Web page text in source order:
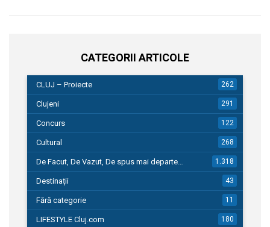
CATEGORII ARTICOLE
CLUJ – Proiecte 262
Clujeni 291
Concurs 122
Cultural 268
De Facut, De Vazut, De spus mai departe… 1.318
Destinații 43
Fără categorie 11
LIFESTYLE Cluj.com 180